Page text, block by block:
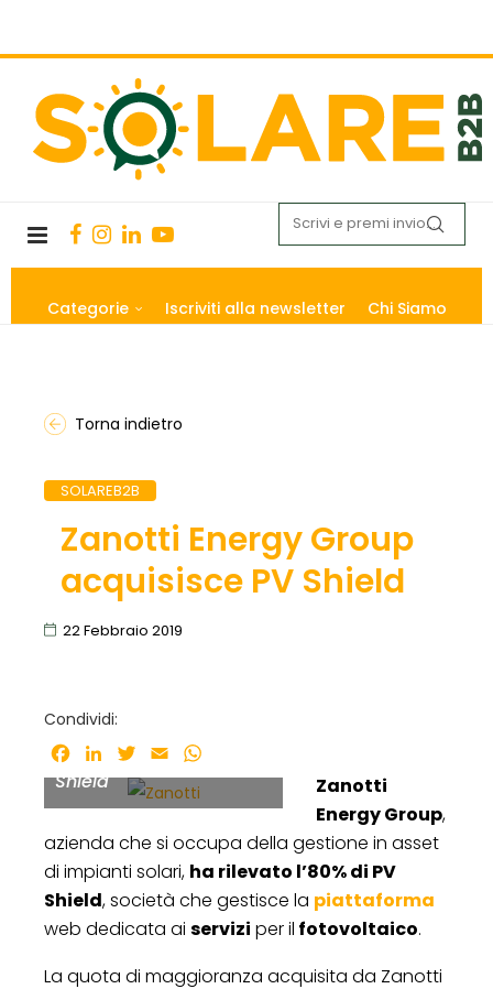
Categorie Iscriviti alla newsletter Chi Siamo
Torna indietro
SOLAREB2B
Zanotti Energy Group
acquisisce PV Shield
22 Febbraio 2019
Condividi:
Facebook
LinkedInTwitter
Email
di Zanotti Energy Group
e amministratore di PV
Shield
Zanotti
Energy Group,
azienda che si occupa della gestione in asset
di impianti solari, ha rilevato l’80% di PV
Shield, società che gestisce la piattaforma
web dedicata ai servizi per il fotovoltaico.
La quota di maggioranza acquisita da Zanotti